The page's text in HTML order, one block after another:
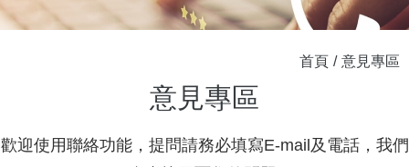
意見專區
首頁 / 意見專區
歡迎使用聯絡功能，提問請務必填寫E-mail及電話，我們